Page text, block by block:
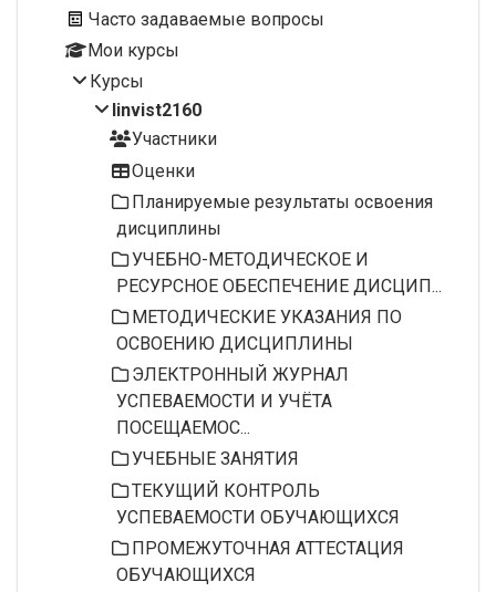
Часто задаваемые вопросы
Мои курсы
Курсы
linvist2160
Участники
Оценки
Планируемые результаты освоения
дисциплины
УЧЕБНО-МЕТОДИЧЕСКОЕ И
РЕСУРСНОЕ ОБЕСПЕЧЕНИЕ ДИСЦИП...
МЕТОДИЧЕСКИЕ УКАЗАНИЯ ПО
ОСВОЕНИЮ ДИСЦИПЛИНЫ
ЭЛЕКТРОННЫЙ ЖУРНАЛ
УСПЕВАЕМОСТИ И УЧЁТА
ПОСЕЩАЕМОС...
УЧЕБНЫЕ ЗАНЯТИЯ
ТЕКУЩИЙ КОНТРОЛЬ
УСПЕВАЕМОСТИ ОБУЧАЮЩИХСЯ
ПРОМЕЖУТОЧНАЯ АТТЕСТАЦИЯ
ОБУЧАЮЩИХСЯ